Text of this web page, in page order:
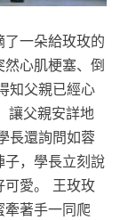
一朵給玫玫的
心肌梗塞、倒
知父親已經心
讓父親安詳地
長還詢問如蓉
子，學長立刻說
可愛。 王玫玫
牽著手一同爬